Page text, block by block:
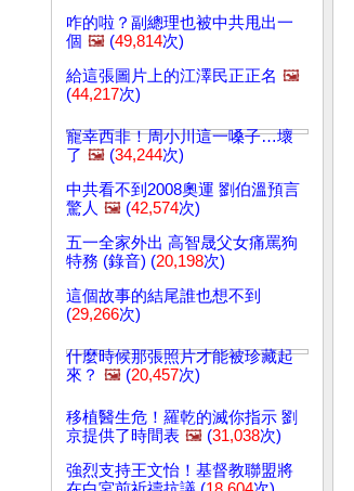
咋的啦？副總理也被中共甩出一
個 🖼️ (49,814次)
給這張圖片上的江澤民正正名 🖼️
(44,217次)
寵幸西非！周小川這一嗓子…壞
了 🖼️ (34,244次)
中共看不到2008奧運 劉伯溫預言
驚人 🖼️ (42,574次)
五一全家外出 高智晟父女痛罵狗
特務 (錄音) (20,198次)
這個故事的結尾誰也想不到
(29,266次)
什麼時候那張照片才能被珍藏起
來？ 🖼️ (20,457次)
移植醫生危！羅乾的滅你指示 劉
京提供了時間表 🖼️ (31,038次)
強烈支持王文怡！基督教聯盟將